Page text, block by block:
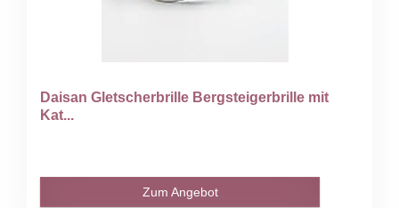
Daisan Gletscherbrille Bergsteigerbrille mit
Kat...
Zum Angebot